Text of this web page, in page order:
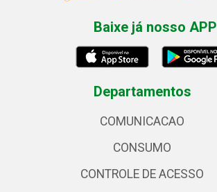
Baixe já nosso APP
Departamentos
COMUNICACAO
CONSUMO
CONTROLE DE ACESSO